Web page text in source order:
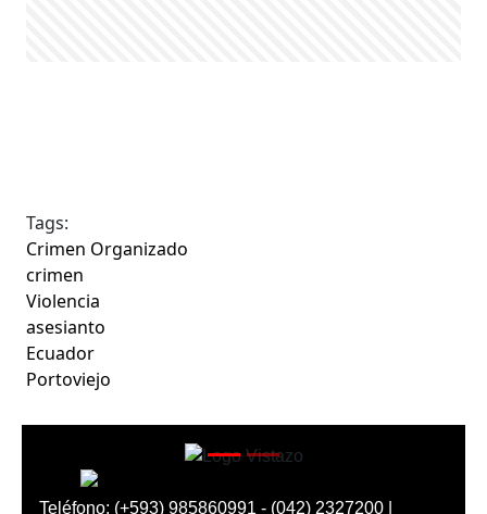
Tags:
Crimen Organizado
crimen
Violencia
asesianto
Ecuador
Portoviejo
Teléfono: (+593) 985860991 - (042) 2327200 |